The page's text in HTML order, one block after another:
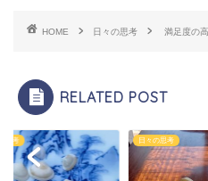
HOME 日々の思考 満足度の
RELATED POST
思考 日々の思考